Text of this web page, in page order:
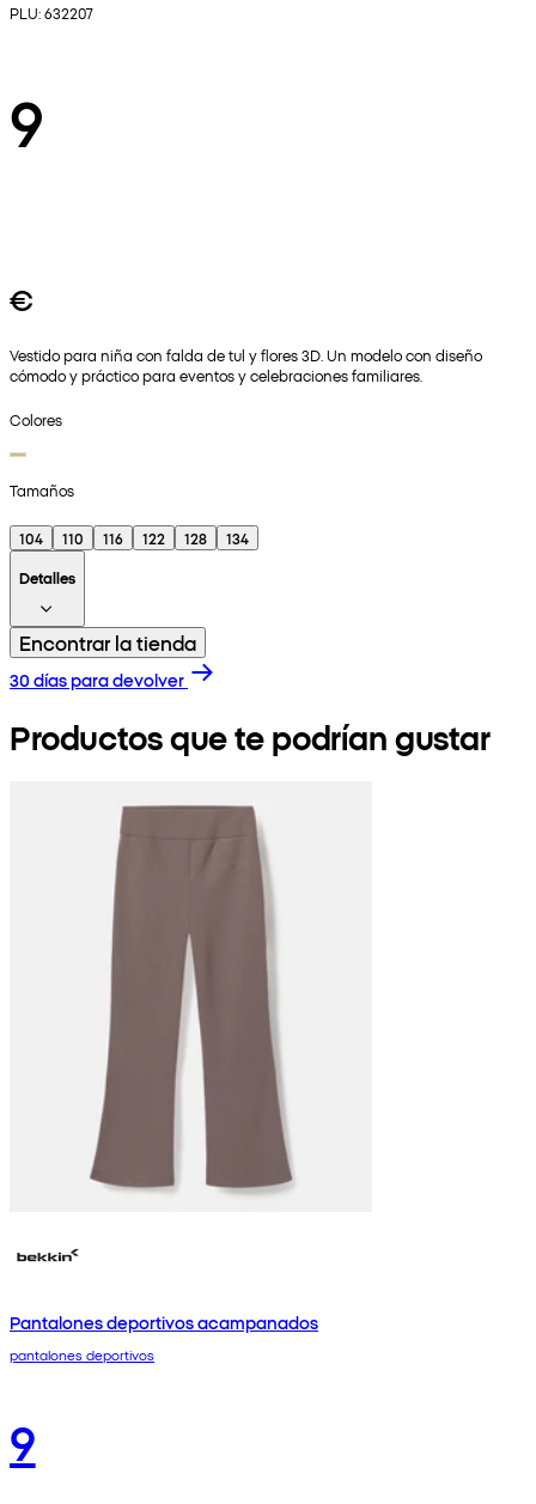
PLU: 632207
9
€
Vestido para niña con falda de tul y flores 3D. Un modelo con diseño
cómodo y práctico para eventos y celebraciones familiares.
Colores
Tamaños
104 110 116 122 128
134
Detalles
Encontrar la tienda
30 días para devolver
Productos que te podrían gustar
Pantalones deportivos acampanados
pantalones deportivos
9